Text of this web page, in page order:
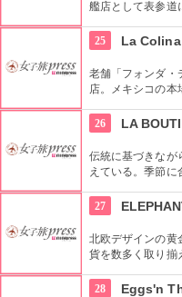
艦店として表参道
が揃っているた
25 La Colina
老舗「フォンダ・
店。メキシコの本
目。
26
伝統に基づきなが
えている。季節に
27
北欧デザインの黄
貨を数多く取り揃
ン。北欧に限ら
28 Eggs'n